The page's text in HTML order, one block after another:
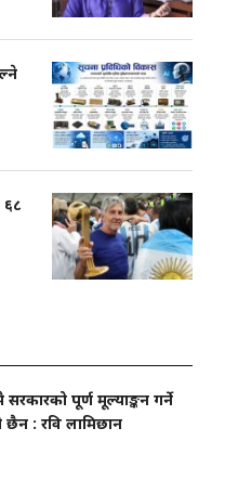
६८
सरकारको पूर्ण मूल्याङ्कन गर्ने
: रवि लामिछान